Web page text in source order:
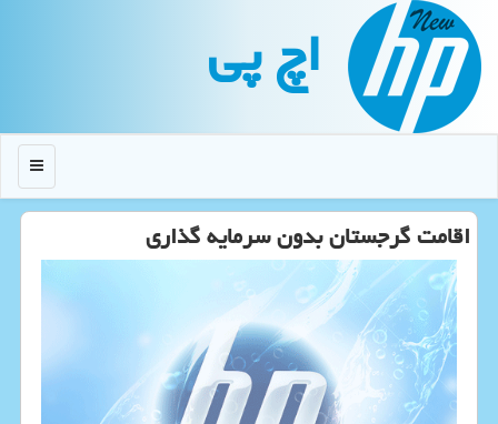
اچ پی
منو
اقامت گرجستان بدون سرمایه گذاری